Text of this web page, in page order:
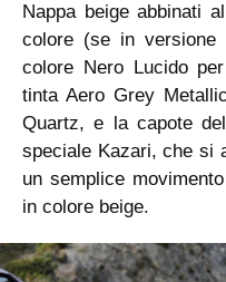
Nappa beige abbinati
colore (se in
colore Nero Lucido
tinta Aero Grey
Quartz, e la capote
speciale Kazari, che si
un semplice
in colore beige.